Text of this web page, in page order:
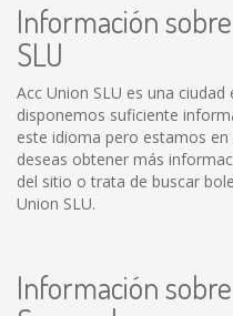
Información
SLU
Acc Union SLU es una
disponemos suficiente
este idioma pero estamos en
deseas obtener más
del sitio o trata de buscar
Union SLU.
Información